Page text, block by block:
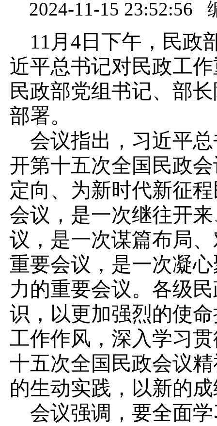
2024-11-15 23:52:56
11月4日下午，民政
近平总书记对民政工
民政部党组书记、部
部署。
会议指出，习近平
开第十五次全国民政
定向、为新时代新征
会议，是一次继往开
议，是一次谋篇布局
重要会议，是一次凝
力的重要会议。各级
识，以更加强烈的使
工作作风，深入学习
十五次全国民政会议
的生动实践，以新的
会议强调，要全面